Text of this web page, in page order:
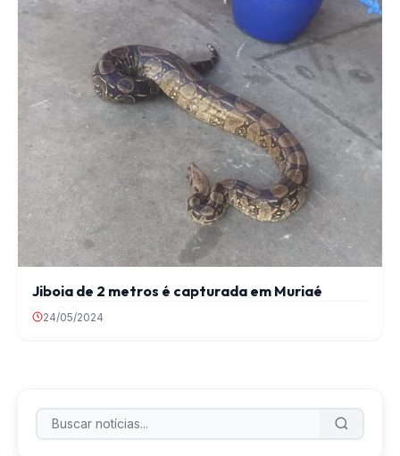
Jiboia de 2 metros é capturada em Muriaé
24/05/2024